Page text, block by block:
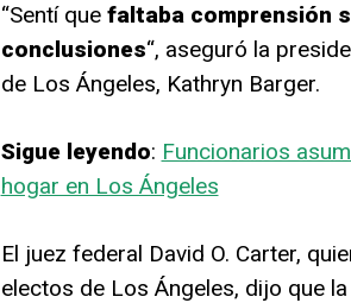
“Sentí que faltaba comprensión
conclusiones“, aseguró la
de Los Ángeles, Kathryn Barger.
Sigue leyendo: Funcionarios
hogar en Los Ángeles
El juez federal David O. Carter,
electos de Los Ángeles, dijo que